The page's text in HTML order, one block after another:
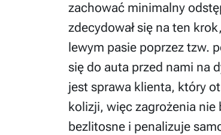
zachować minimalny
zdecydował się na ten
lewym pasie poprzez tzw.
się do auta przed nami na
jest sprawa klienta, który
kolizji, więc zagrożenia nie
bezlitosne i penalizuje